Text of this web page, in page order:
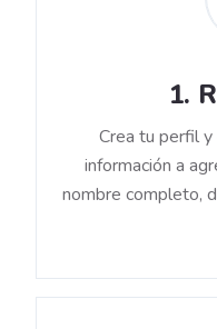
1.
Crea tu perfil
información a
nombre completo,